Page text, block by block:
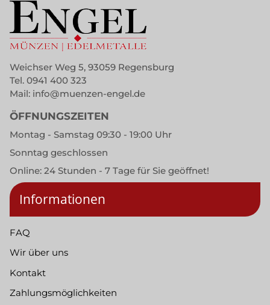
Weichser Weg 5, 93059 Regensburg
Tel. 0941 400 323
Mail: info@muenzen-engel.de
ÖFFNUNGSZEITEN
Montag - Samstag 09:30 - 19:00 Uhr
Sonntag geschlossen
Online: 24 Stunden - 7 Tage für Sie geöffnet!
Informationen
FAQ
Wir über uns
Kontakt
Zahlungsmöglichkeiten